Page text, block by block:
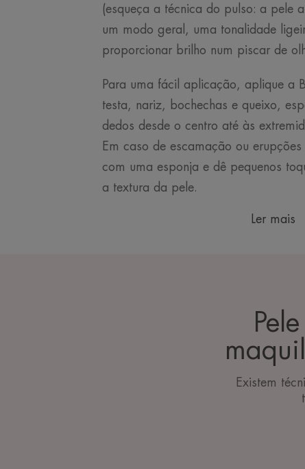
(esqueça a técnica do pulso: a pele
um modo geral, uma tonalidade
proporcionar brilho num piscar de
Para uma fácil aplicação, aplique a
testa, nariz, bochechas e queixo,
dedos desde o centro até às
Em caso de escamação ou
com uma esponja e dê pequenos
a textura da pele.
Ler mais
Existem